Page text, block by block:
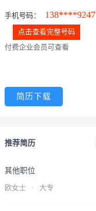
手机号码： 138****9247
点击查看完整号码
付费企业会员可查看
简历下载
推荐简历
其他职位
欧女士 · 大专